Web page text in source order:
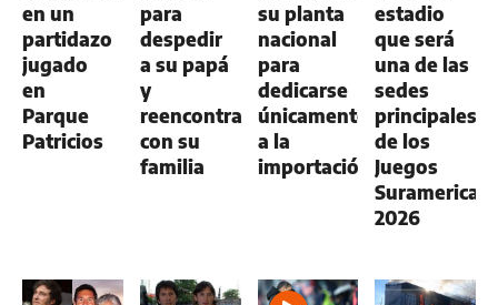
en un
partidazo
jugado
en
Parque
Patricios
para
despedir
a su papá
y
reencontrarse
con su
familia
su planta
nacional
para
dedicarse
únicamente
a la
importación
estadio
que será
una de las
sedes
principales
de los
Juegos
2026